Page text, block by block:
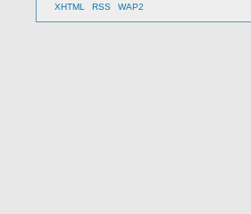
XHTML
RSS WAP2